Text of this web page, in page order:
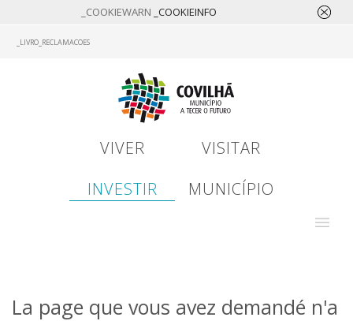
_COOKIEWARN _COOKIEINFO
_LIVRO_RECLAMACOES
VIVER
VISITAR
INVESTIR
MUNICÍPIO
La page que vous avez demandé n'a